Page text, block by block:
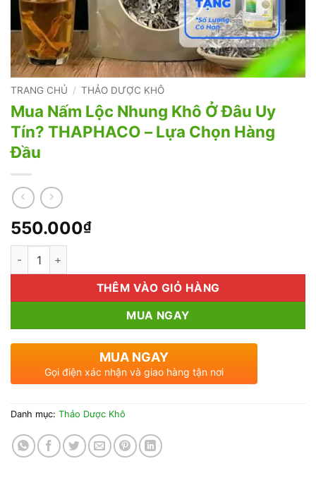
TRANG CHỦ / THẢO DƯỢC KHÔ
Mua Nấm Lộc Nhung Khô Ở Đâu Uy
Tín? THAPHACO – Lựa Chọn Hàng
Đầu
550.000₫
Mua Nấm Lộc Nhung Khô Ở Đâu Uy Tín? THAPHACO - Lựa
THÊM VÀO GIỎ HÀNG
MUA NGAY
MUA NGAY
Gọi điện xác nhận và giao hàng tận nơi
Danh mục: Thảo Dược Khô